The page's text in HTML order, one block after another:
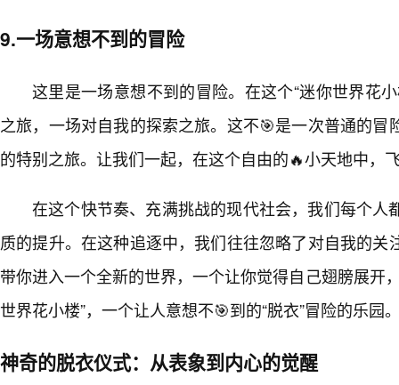
9.一场意想不到的冒险
这里是一场意想不到的冒险。在这个“迷你世界花
之旅，一场对自我的探索之旅。这不🎯是一次普通的冒
的特别之旅。让我们一起，在这个自由的🔥小天地中，
在这个快节奏、充满挑战的现代社会，我们每个人
质的提升。在这种追逐中，我们往往忽略了对自我的关
带你进入一个全新的世界，一个让你觉得自己翅膀展开
世界花小楼”，一个让人意想不🎯到的“脱衣”冒险的乐园
神奇的脱衣仪式：从表象到内心的觉醒